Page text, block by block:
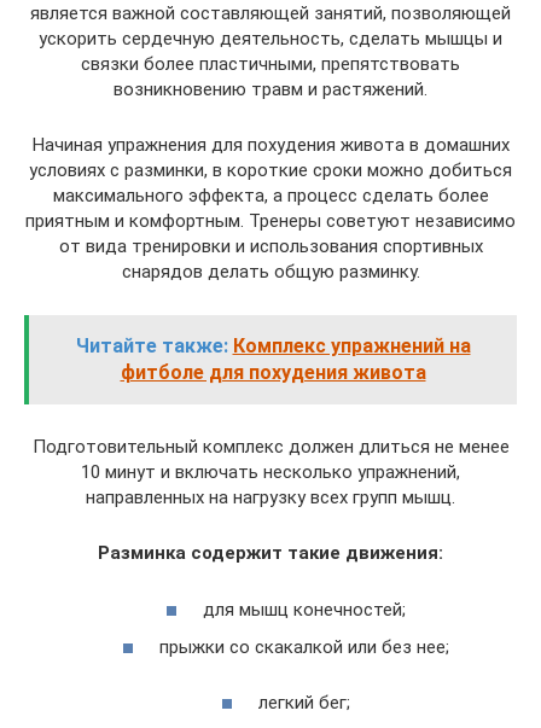
является важной составляющей занятий, позволяющей
ускорить сердечную деятельность, сделать мышцы и
связки более пластичными, препятствовать
возникновению травм и растяжений.
Начиная упражнения для похудения живота в домашних
условиях с разминки, в короткие сроки можно добиться
максимального эффекта, а процесс сделать более
приятным и комфортным. Тренеры советуют независимо
от вида тренировки и использования спортивных
снарядов делать общую разминку.
Читайте также: Комплекс упражнений на
фитболе для похудения живота
Подготовительный комплекс должен длиться не менее
10 минут и включать несколько упражнений,
направленных на нагрузку всех групп мышц.
Разминка содержит такие движения:
для мышц конечностей;
прыжки со скакалкой или без нее;
легкий бег;